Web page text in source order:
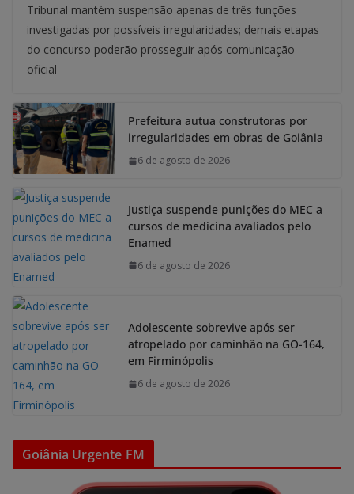
Tribunal mantém suspensão apenas de três funções
investigadas por possíveis irregularidades; demais etapas
do concurso poderão prosseguir após comunicação
oficial
Prefeitura autua construtoras por
irregularidades em obras de Goiânia
6 de agosto de 2026
Justiça suspende punições do MEC a
cursos de medicina avaliados pelo
Enamed
6 de agosto de 2026
Adolescente sobrevive após ser
atropelado por caminhão na GO-164,
em Firminópolis
6 de agosto de 2026
Goiânia Urgente FM